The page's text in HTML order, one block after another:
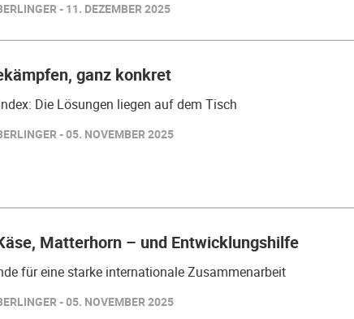
- 11. DEZEMBER 2025
ganz konkret
Die Lösungen liegen auf dem Tisch
- 05. NOVEMBER 2025
Matterhorn – und Entwicklungshilfe
für eine starke internationale Zusammenarbeit
- 05. NOVEMBER 2025